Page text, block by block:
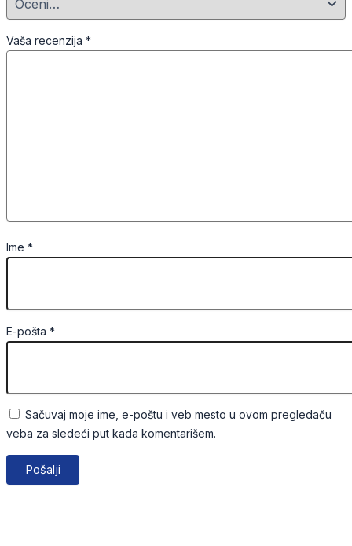
Vaša recenzija *
Ime *
E-pošta *
Sačuvaj moje ime, e-poštu i veb mesto u ovom pregledaču
veba za sledeći put kada komentarišem.